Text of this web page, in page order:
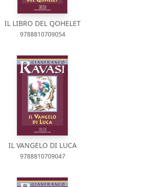
IL LIBRO DEL QOHELET
9788810709054
IL VANGELO DI LUCA
9788810709047